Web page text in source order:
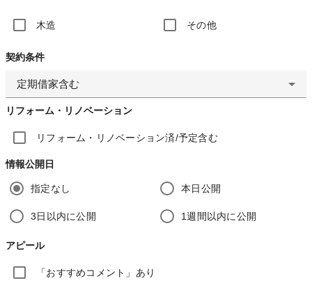
木造 その他
契約条件
定期借家含む
リフォーム・リノベーション
リフォーム・リノベーション済/予定含む
情報公開日
指定なし 本日公開
3日以内に公開 1週間以内に公開
アピール
「おすすめコメント」あり